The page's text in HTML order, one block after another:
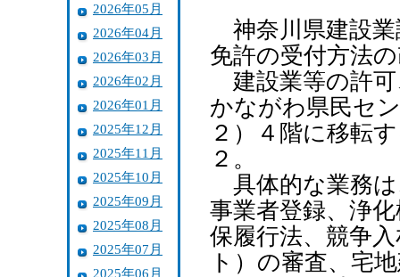
2026年05月
2026年04月
2026年03月
2026年02月
2026年01月
2025年12月
2025年11月
2025年10月
2025年09月
2025年08月
2025年07月
2025年06月
神奈川県建設業
免許の受付方法
建設業等の許可
かながわ県民セ
２）４階に移転
２。
具体的な業務は
事業者登録、浄
保履行法、競争
ト）の審査、宅